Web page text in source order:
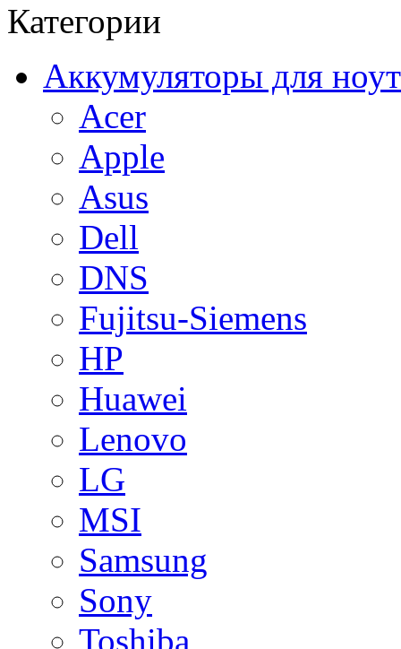
Категории
Аккумуляторы для
Acer
Apple
Asus
Dell
DNS
Fujitsu-Siemens
HP
Huawei
Lenovo
LG
MSI
Samsung
Sony
Toshiba